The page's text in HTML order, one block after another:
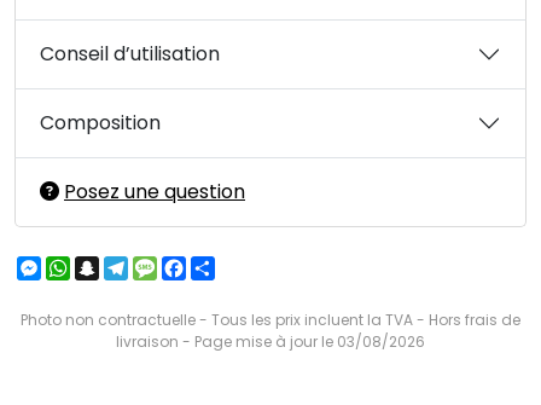
Conseil d’utilisation
Composition
Posez une question
Messenger
WhatsApp
Snapchat
Telegram
MessageFacebook
Photo non contractuelle - Tous les prix incluent la TVA - Hors frais de
livraison - Page mise à jour le 03/08/2026